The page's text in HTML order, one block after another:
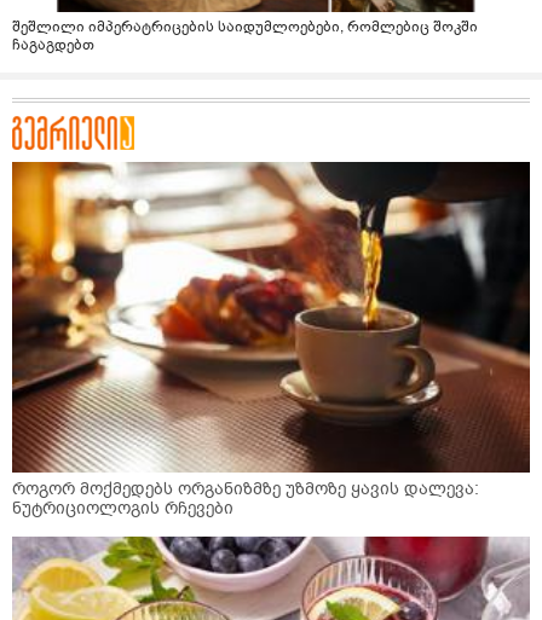
შეშლილი იმპერატრიცების საიდუმლოებები, რომლებიც შოკში
ჩაგაგდებთ
როგორ მოქმედებს ორგანიზმზე უზმოზე ყავის დალევა:
ნუტრიციოლოგის რჩევები